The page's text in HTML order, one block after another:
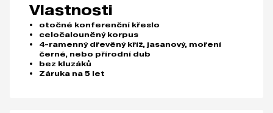
Vlastnosti
otočné konferenční křeslo
celočalouněný korpus
4-ramenný dřevěný kříž, jasanový, moření
černé, nebo přírodní dub
bez kluzáků
Záruka na 5 let